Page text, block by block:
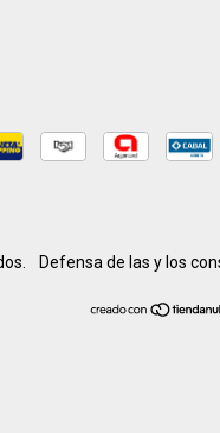
Defensa de las y los